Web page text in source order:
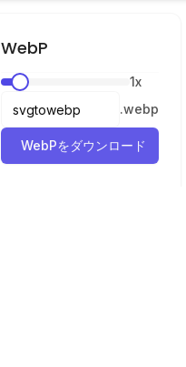
WebP
1x
.webp
WebPをダウンロード